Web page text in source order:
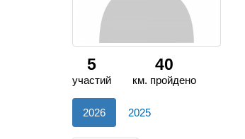
5
участий
40
км. пройдено
2026 2025